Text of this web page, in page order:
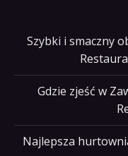
Szybki i smaczny
Gdzie zjeść w
Najlepsza